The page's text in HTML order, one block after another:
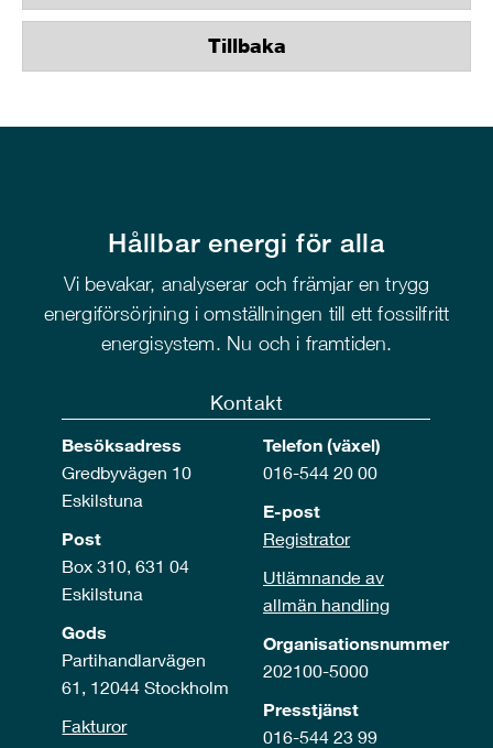
Tillbaka
Hållbar energi för alla
Vi bevakar, analyserar och främjar en trygg
energiförsörjning i omställningen till ett fossilfritt
energisystem. Nu och i framtiden.
Kontakt
Besöksadress
Gredbyvägen 10
Eskilstuna
Post
Box 310, 631 04
Eskilstuna
Gods
Partihandlarvägen
61, 12044 Stockholm
Fakturor
Telefon (växel)
016-544 20 00
E-post
Registrator
Utlämnande av
allmän handling
Organisationsnummer
202100-5000
Presstjänst
016-544 23 99